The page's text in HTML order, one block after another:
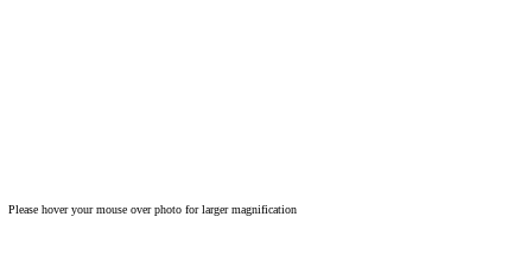
Please hover your mouse over photo for larger magnification